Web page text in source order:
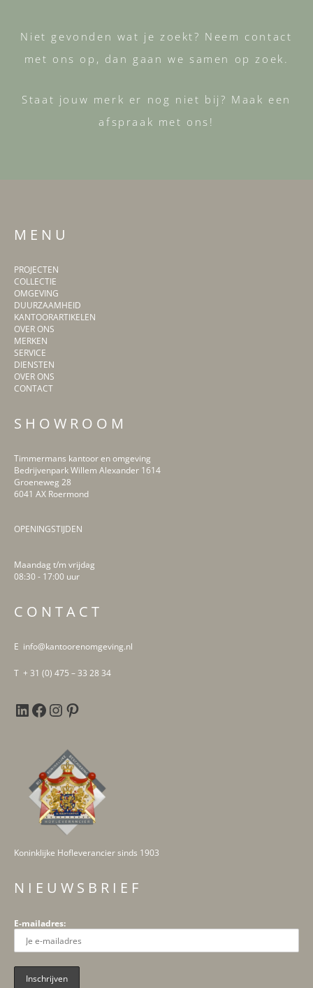
Niet gevonden wat je zoekt? Neem contact
met ons op, dan gaan we samen op zoek.
Staat jouw merk er nog niet bij? Maak een
afspraak met ons!
M E N U
PROJECTEN
COLLECTIE
OMGEVING
DUURZAAMHEID
KANTOORARTIKELEN
OVER ONS
MERKEN
SERVICE
DIENSTEN
OVER ONS
CONTACT
S H O W R O O M
Timmermans kantoor en omgeving
Bedrijvenpark Willem Alexander 1614
Groeneweg 28
6041 AX Roermond
OPENINGSTIJDEN
Maandag t/m vrijdag
08:30 - 17:00 uur
C O N T A C T
E info@kantoorenomgeving.nl
T + 31 (0) 475 – 33 28 34
LinkedIn
Facebook
Instagram
Pinterest
Koninklijke Hofleverancier sinds 1903
N I E U W S B R I E F
E-mailadres: